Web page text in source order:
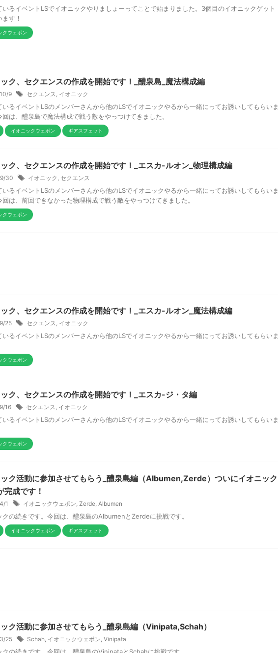
いるイベントLSでイオニックやりましょーってことで始まりました。3個目のイオニックゲット
す！
クウェポン
ク、セクエンスの作成を開始です！_醴泉島_魔法構成編
9 セクエンス, イオニック
いるイベントLSのメンバーさんから他のLSでイオニックやるから一緒にってお誘いしてもらいま
回は、醴泉島で魔法構成で戦う敵をやっつけてきました。
イオニックウェポン ギアスフェット
ク、セクエンスの作成を開始です！_エスカ-ルオン_物理構成編
30 イオニック , セクエンス
いるイベントLSのメンバーさんから他のLSでイオニックやるから一緒にってお誘いしてもらいま
回は、前回できなかった物理構成で戦う敵をやっつけてきました。
クウェポン
ク、セクエンスの作成を開始です！_エスカ-ルオン_魔法構成編
25 セクエンス, イオニック
いるイベントLSのメンバーさんから他のLSでイオニックやるから一緒にってお誘いしてもらいま
クウェポン
ク、セクエンスの作成を開始です！_エスカ-ジ・タ編
16 セクエンス, イオニック
いるイベントLSのメンバーさんから他のLSでイオニックやるから一緒にってお誘いしてもらいま
クウェポン
ク活動に参加させてもらう_醴泉島編（Albumen,Zerde）ついにイオニック
完成です！
1 イオニックウェポン, Zerde, Albumen
クの続きです。今回は、醴泉島のAlbumenとZerdeに挑戦です。
イオニックウェポン ギアスフェット
ク活動に参加させてもらう_醴泉島編（Vinipata,Schah）
25 Schah, イオニックウェポン, Vinipata